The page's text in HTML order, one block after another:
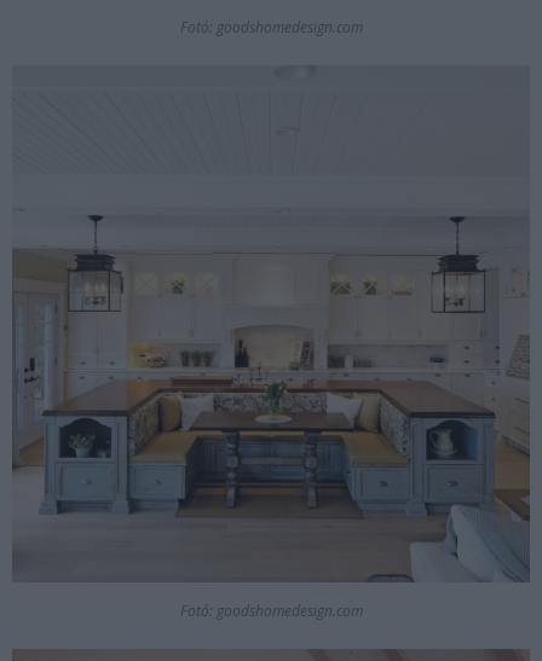
Fotó: goodshomedesign.com
Fotó: goodshomedesign.com